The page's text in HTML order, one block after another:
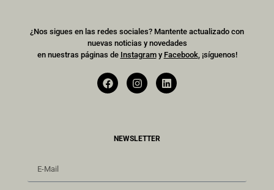
¿Nos sigues en las redes sociales? Mantente actualizado con
nuevas noticias y novedades
en nuestras páginas de Instagramy Facebook, ¡síguenos!
NEWSLETTER